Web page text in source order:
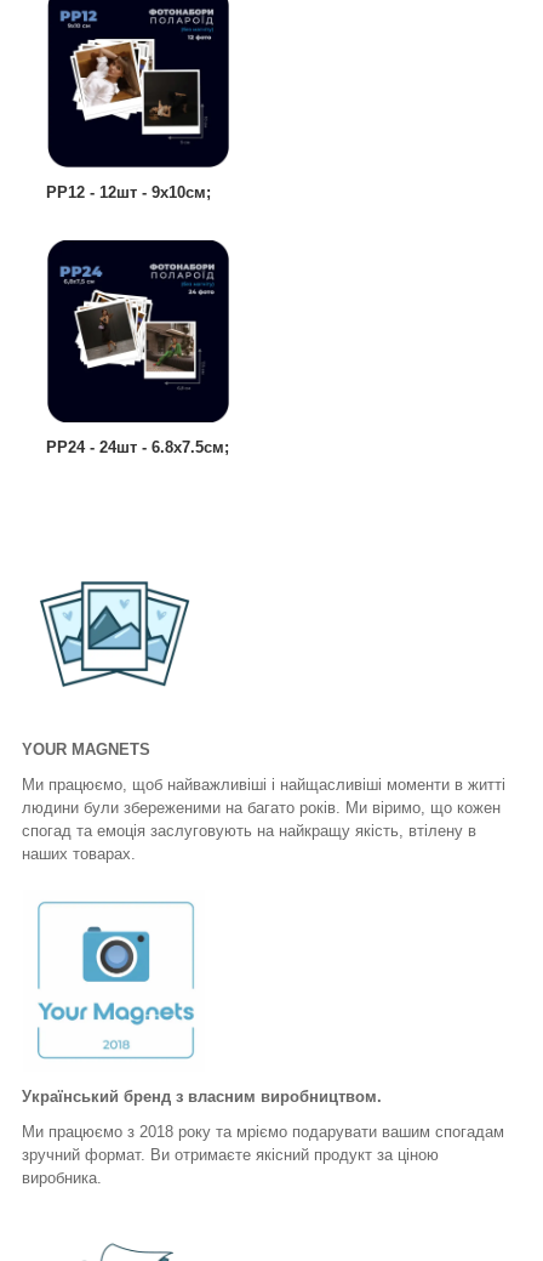
РР12 - 12шт - 9х10см;
РР24 - 24шт - 6.8х7.5см;
YOUR MAGNETS
Ми працюємо, щоб найважливіші і найщасливіші моменти в житті
людини були збереженими на багато років. Ми віримо, що кожен
спогад та емоція заслуговують на найкращу якість, втілену в
наших товарах.
Український бренд з власним виробництвом.
Ми працюємо з 2018 року та мріємо подарувати вашим спогадам
зручний формат. Ви отримаєте якісний продукт за ціною
виробника.